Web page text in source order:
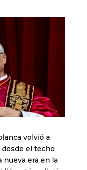
volvió a
el techo
nueva era en la